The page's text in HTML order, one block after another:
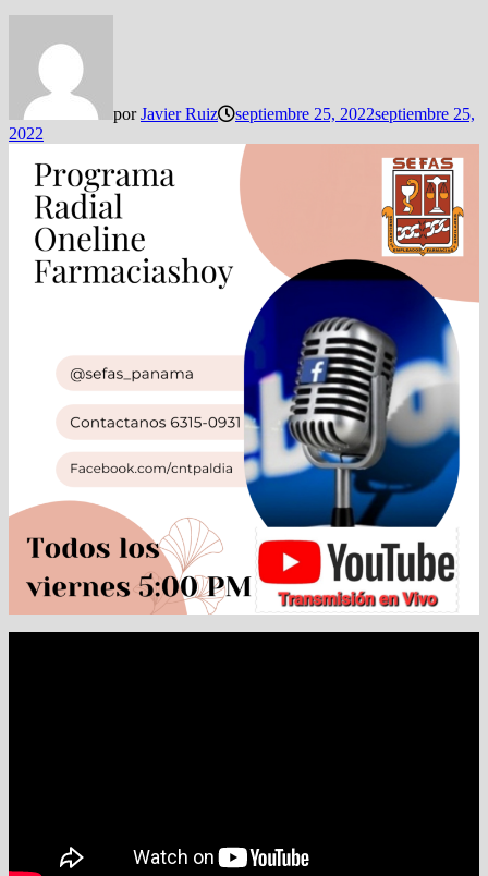
porJavier Ruiz septiembre 25, 2022septiembre 25,
2022